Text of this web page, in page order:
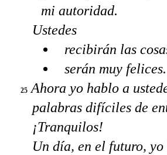
mi autoridad.
Ustedes
recibirán las
serán muy felices.
25 Ahora yo hablo a
palabras difíciles de
¡Tranquilos!
Un día, en el futuro,